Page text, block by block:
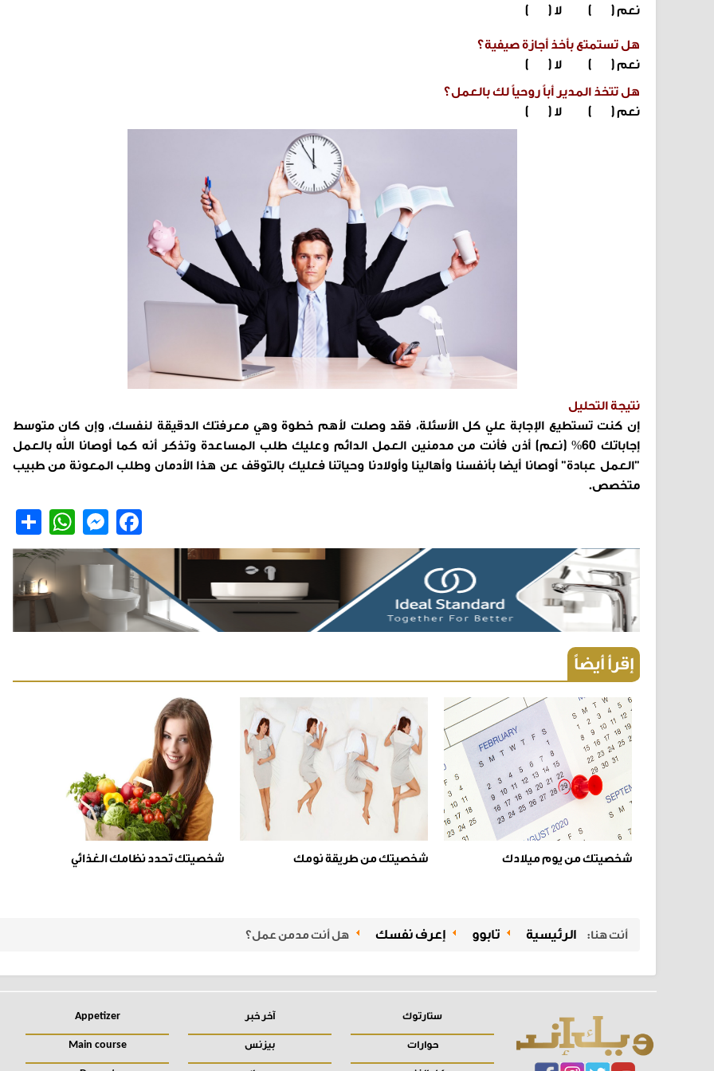
نعم ( ) لا ( )
هل تستمتع بأخذ أجازة صيفية؟
نعم ( ) لا ( )
هل تتخذ المدير أباً روحياً لك بالعمل؟
نعم ( ) لا ( )
نتيجة التحليل
إن كنت تستطيع الإجابة علي كل الأسئلة، فقد وصلت لأهم خطوة وهي معرفتك الدقيقة لنفسك، وإن كان متوسط
إجاباتك 60% (نعم) أذن فأنت من مدمنين العمل الدائم وعليك طلب المساعدة وتذكر أنه كما أوصانا الله بالعمل
"العمل عبادة" أوصانا أيضا بأنفسنا وأهالينا وأولادنا وحياتنا فعليك بالتوقف عن هذا الأدمان وطلب المعونة من طبيب
متخصص.
Facebook
Messenger
WhatsApp
إقرأ أيضاً
شخصيتك من يوم ميلادك شخصيتك من طريقة نومك شخصيتك تحدد نظامك الغذائي
أنت هنا: الرئيسية تابوو إعرف نفسك هل أنت مدمن عمل؟
ستارتوك
حوارات
آخر خبر
بيزنس
Appetizer
Main course